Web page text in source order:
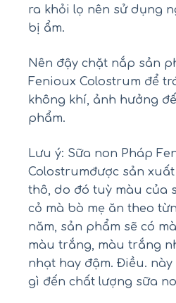
ra khỏi lọ nên sử dụng
bị ẩm.
Nên đậy chặt nắp sản
Fenioux Colostrum để
không khí, ảnh hưởng
phẩm.
Lưu ý: Sữa non Pháp
Colostrumđược sản
thô, do đó tuỳ màu của
cỏ mà bò mẹ ăn theo
năm, sản phẩm sẽ có
màu trắng, màu trắng
nhạt hay đậm. Điều.
gì đến chất lượng sữa